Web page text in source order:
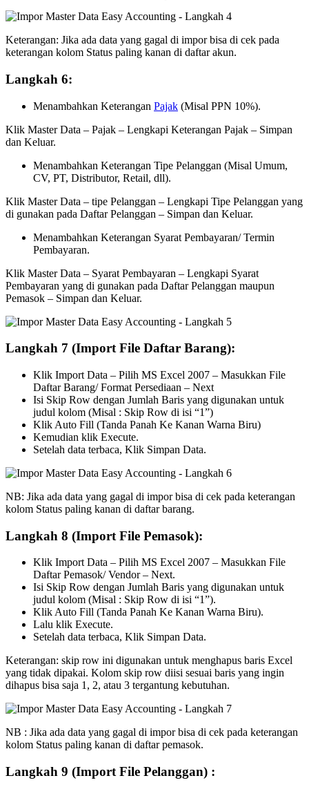
Keterangan: Jika ada data yang gagal di impor bisa di cek pada
keterangan kolom Status paling kanan di daftar akun.
Langkah 6:
Menambahkan Keterangan Pajak (Misal PPN 10%).
Klik Master Data – Pajak – Lengkapi Keterangan Pajak – Simpan
dan Keluar.
Menambahkan Keterangan Tipe Pelanggan (Misal Umum,
CV, PT, Distributor, Retail, dll).
Klik Master Data – tipe Pelanggan – Lengkapi Tipe Pelanggan yang
di gunakan pada Daftar Pelanggan – Simpan dan Keluar.
Menambahkan Keterangan Syarat Pembayaran/ Termin
Pembayaran.
Klik Master Data – Syarat Pembayaran – Lengkapi Syarat
Pembayaran yang di gunakan pada Daftar Pelanggan maupun
Pemasok – Simpan dan Keluar.
Langkah 7 (Import File Daftar Barang):
Klik Import Data – Pilih MS Excel 2007 – Masukkan File
Daftar Barang/ Format Persediaan – Next
Isi Skip Row dengan Jumlah Baris yang digunakan untuk
judul kolom (Misal : Skip Row di isi “1”)
Klik Auto Fill (Tanda Panah Ke Kanan Warna Biru)
Kemudian klik Execute.
Setelah data terbaca, Klik Simpan Data.
NB: Jika ada data yang gagal di impor bisa di cek pada keterangan
kolom Status paling kanan di daftar barang.
Langkah 8 (Import File Pemasok):
Klik Import Data – Pilih MS Excel 2007 – Masukkan File
Daftar Pemasok/ Vendor – Next.
Isi Skip Row dengan Jumlah Baris yang digunakan untuk
judul kolom (Misal : Skip Row di isi “1”).
Klik Auto Fill (Tanda Panah Ke Kanan Warna Biru).
Lalu klik Execute.
Setelah data terbaca, Klik Simpan Data.
Keterangan: skip row ini digunakan untuk menghapus baris Excel
yang tidak dipakai. Kolom skip row diisi sesuai baris yang ingin
dihapus bisa saja 1, 2, atau 3 tergantung kebutuhan.
NB : Jika ada data yang gagal di impor bisa di cek pada keterangan
kolom Status paling kanan di daftar pemasok.
Langkah 9 (Import File Pelanggan) :